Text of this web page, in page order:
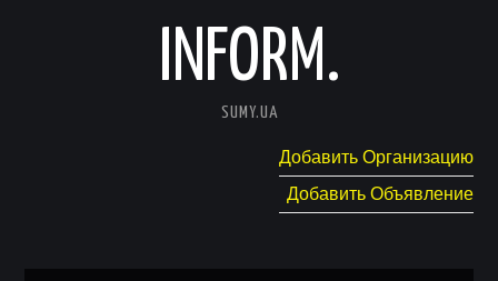
INFORM.
SUMY.UA
Добавить Организацию
Добавить Объявление